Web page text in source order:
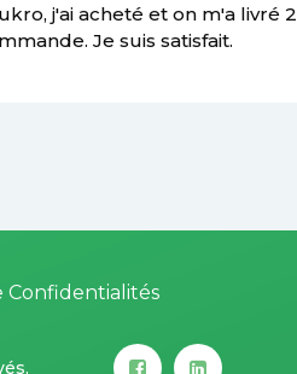
j'ai acheté et on m'a livré 2
Je suis satisfait.
Confidentialités